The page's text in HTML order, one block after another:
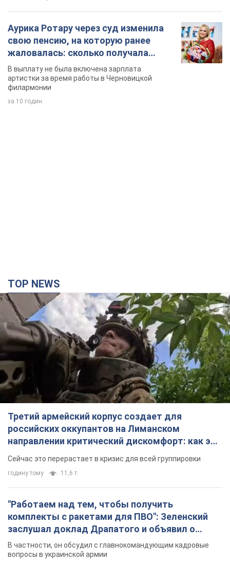
Третий армейский корпус создает для
российских оккупантов на Лиманском
направлении критический дискомфорт: как это
удалось
Сейчас это перерастает в кризис для всей группировки
годину тому 11,6 т.
"Работаем над тем, чтобы получить
комплекты с ракетами для ПВО": Зеленский
заслушал доклад Драпатого и объявил о
новых мерах
В частности, он обсудил с главнокомандующим кадровые
В оккупированной Ялте прогремели мощные
взрывы: поднимается черный дым. Фото и
видео
4 години тому 5,8 т.